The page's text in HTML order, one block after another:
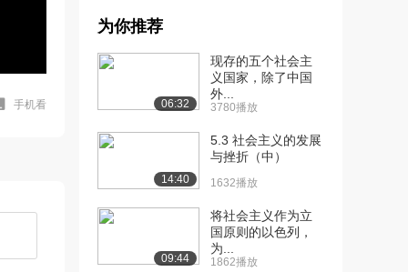
手机看
汉政治（...
[7] 1.4 专制时代晚期的政
治形态（上...
11:41
[8] 1.4 专制时代晚期的政
治形态（中...
[9] 1.4 专制时代晚期的政
治形态（下...
2951播放
11:38
为你推荐
06:32
现存的五个社会主
义国家，除了中国
外...
3780播放
14:40
5.3 社会主义的发展
与挫折（中）
1632播放
09:44
将社会主义作为立
国原则的以色列，
为...
1862播放